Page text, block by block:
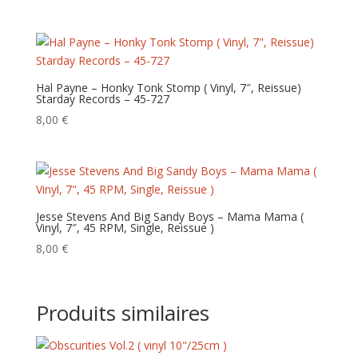
Hal Payne – Honky Tonk Stomp ( Vinyl, 7″, Reissue)
Starday Records – 45-727
8,00 €
Jesse Stevens And Big Sandy Boys – Mama Mama (
Vinyl, 7″, 45 RPM, Single, Reissue )
8,00 €
Produits similaires